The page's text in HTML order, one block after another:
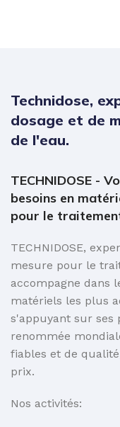
Technidose,
dosage et de
de l'eau.
TECHNIDOSE -
besoins en
pour le
TECHNIDOSE,
mesure pour le
accompagne dans
matériels les plus
s'appuyant sur ses
renommée
fiables et de
prix.
Nos activités: